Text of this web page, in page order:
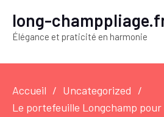
long-
Élégance et praticité en harmonie
Accueil
Uncategorized
Le portefeuille Longchamp pour